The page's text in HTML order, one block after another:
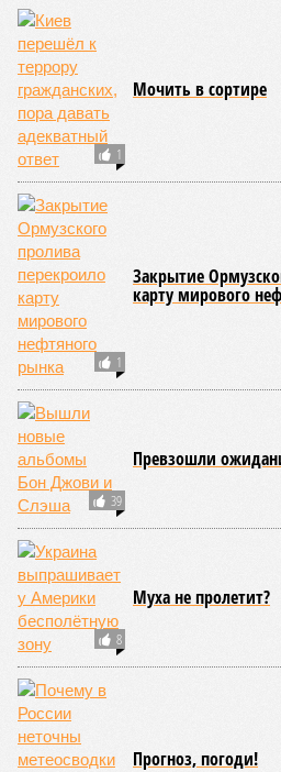
1
Мочить в сортире
1
Закрытие
карту мирового
39
Превзошли
8
Муха не пролетит?
Прогноз, погоди!